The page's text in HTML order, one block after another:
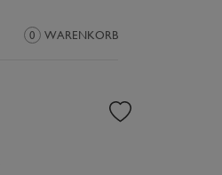
0 WARENKORB